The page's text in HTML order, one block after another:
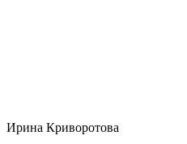
Ирина Криворотова